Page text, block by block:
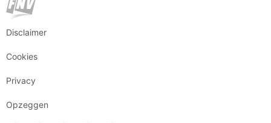
Disclaimer
Cookies
Privacy
Opzeggen